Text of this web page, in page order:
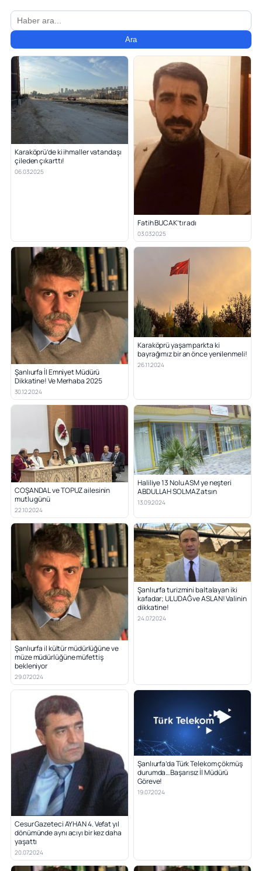
Ara
Karaköprü’de ki ihmaller vatandaşı
çileden çıkarttı!
06.03.2025
Fatih BUCAK’tır adı
03.03.2025
Şanlıurfa İl Emniyet Müdürü
Dikkatine! Ve Merhaba 2025
30.12.2024
Karaköprü yaşam parkta ki
bayrağımız bir an önce yenilenmeli!
26.11.2024
COŞANDAL ve TOPUZ ailesinin
mutlu günü
22.10.2024
Haliliye 13 Nolu ASM ye neşteri
ABDULLAH SOLMAZ atsın
13.09.2024
Şanlıurfa il kültür müdürlüğüne ve
müze müdürlüğüne müfettiş
bekleniyor
29.07.2024
Şanlıurfa turizmini baltalayan iki
kafadar; ULUDAĞ ve ASLAN! Valinin
dikkatine!
24.07.2024
Cesur Gazeteci AYHAN 4. Vefat yıl
dönümünde aynı acıyı bir kez daha
yaşattı
20.07.2024
Şanlıurfa’da Türk Telekom çökmüş
durumda…Başarısız İl Müdürü
Göreve!
19.07.2024